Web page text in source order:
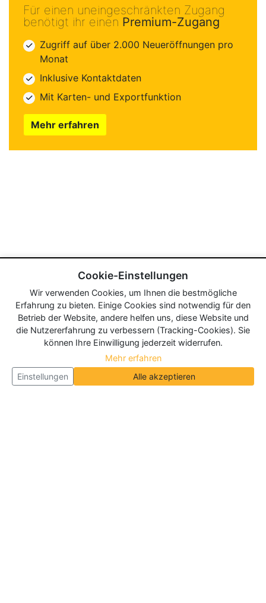
Für einen uneingeschränkten Zugang
benötigt ihr einen Premium-Zugang
Zugriff auf über 2.000 Neueröffnungen pro
Monat
Inklusive Kontaktdaten
Mit Karten- und Exportfunktion
Mehr erfahren
Cookie-Einstellungen
Wir verwenden Cookies, um Ihnen die bestmögliche
Erfahrung zu bieten. Einige Cookies sind notwendig für den
Betrieb der Website, andere helfen uns, diese Website und
die Nutzererfahrung zu verbessern (Tracking-Cookies). Sie
können Ihre Einwilligung jederzeit widerrufen.
Mehr erfahren
Einstellungen
Alle akzeptieren